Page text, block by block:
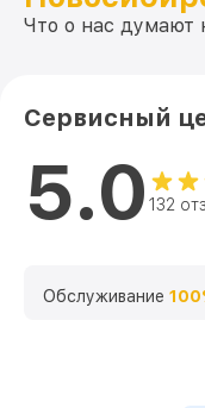
Что о нас думают
Сервисный
5.0 132
Обслуживание